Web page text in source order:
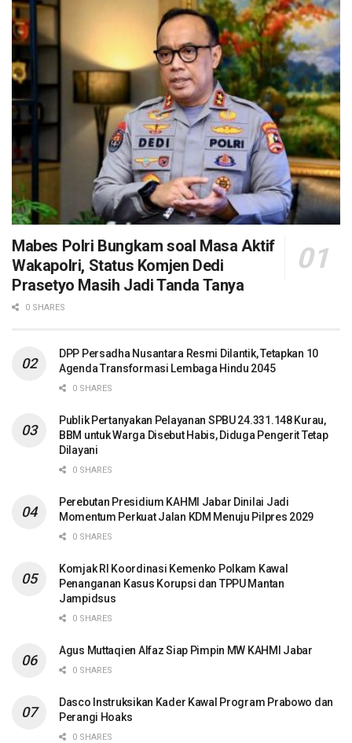
Mabes Polri Bungkam soal Masa Aktif
Wakapolri, Status Komjen Dedi
Prasetyo Masih Jadi Tanda Tanya
0 SHARES
DPP Persadha Nusantara Resmi Dilantik, Tetapkan 10
Agenda Transformasi Lembaga Hindu 2045
0 SHARES
Publik Pertanyakan Pelayanan SPBU 24.331.148 Kurau,
BBM untuk Warga Disebut Habis, Diduga Pengerit Tetap
Dilayani
0 SHARES
Perebutan Presidium KAHMI Jabar Dinilai Jadi
Momentum Perkuat Jalan KDM Menuju Pilpres 2029
0 SHARES
Komjak RI Koordinasi Kemenko Polkam Kawal
Penanganan Kasus Korupsi dan TPPU Mantan
Jampidsus
0 SHARES
Agus Muttaqien Alfaz Siap Pimpin MW KAHMI Jabar
0 SHARES
Dasco Instruksikan Kader Kawal Program Prabowo dan
Perangi Hoaks
0 SHARES